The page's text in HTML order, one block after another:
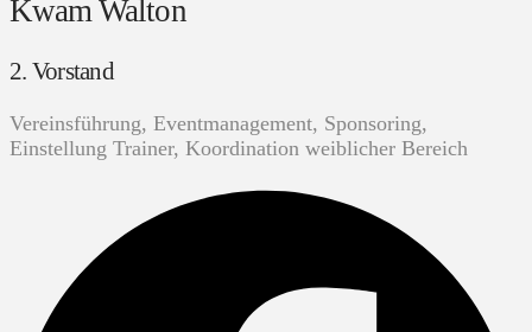
Kwam Walton
2. Vorstand
Vereinsführung, Eventmanagement, Sponsoring,
Einstellung Trainer, Koordination weiblicher Bereich